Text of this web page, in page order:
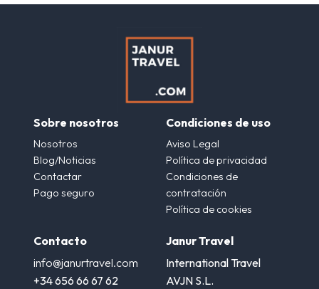
Sobre nosotros
Nosotros
Blog/Noticias
Contactar
Pago seguro
Condiciones de uso
Aviso Legal
Política de privacidad
Condiciones de
contratación
Política de cookies
Contacto
info@janurtravel.com
+34 656 66 67 62
Janur Travel
International Travel
AVJN S.L.